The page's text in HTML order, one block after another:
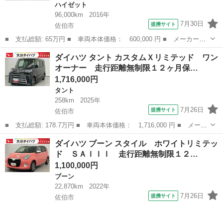
ハイゼット
96,000km
2016年
佐伯市
提携サイト 7月30日
■ 支払総額: 65万円 ■ 車両本体価格： 600,000 円 ■ メーカー
名： ダイハツ ■ 車種名： ハイゼットカーゴ ■ グレード
名： 軽バン ＡＴ ＥＴＣ 両側スライドドア エアコン 運転
席エアバッグ 助手席エ...
大分 佐伯市 ハイゼット
ダイハツ タント カスタムＸリミテッド ワン
オーナー 走行距離無制限１２ヶ月保…
1,716,000円
タント
258km
2025年
佐伯市
提携サイト 7月26日
■ 支払総額: 178.7万円 ■ 車両本体価格： 1,716,000 円 ■ メーカ
ー名： ダイハツ ■ 車種名： タント ■ グレード名： カスタム
Ｘリミテッド ワンオーナー 走行距離無制限１２ヶ月保証付き ア
ダプティ...
大分 佐伯市 タント
ダイハツ ブーン スタイル ホワイトリミテッ
ド ＳＡＩＩＩ 走行距離無制限１２…
1,100,000円
ブーン
22,870km
2022年
佐伯市
提携サイト 7月26日